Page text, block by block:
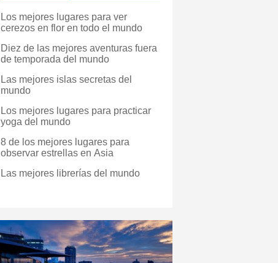
Los mejores lugares para ver
cerezos en flor en todo el mundo
Diez de las mejores aventuras fuera
de temporada del mundo
Las mejores islas secretas del
mundo
Los mejores lugares para practicar
yoga del mundo
8 de los mejores lugares para
observar estrellas en Asia
Las mejores librerías del mundo